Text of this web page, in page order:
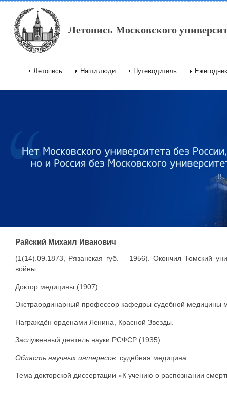
Перейти к основному содержанию
Летопись Московского
Главное меню
Летопись Наши люди Путеводитель
Райский Михаил Иванович
(1(14).09.1873, Рязанская губ. – 1956). Окончил Томский
войны.
Доктор медицины (1907).
Экстраординарный профессор кафедры судебной медицины
Награждён орденами Ленина, Красной Звезды.
Заслуженный деятель науки РСФСР (1935).
Область научных интересов: судебная медицина.
Тема докторской диссертации «К учению о распознании